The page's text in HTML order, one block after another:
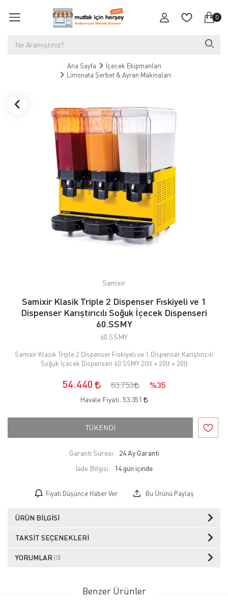
0
Ana Sayfa
İçecek Ekipmanları
Limonata Şerbet & Ayran Makinaları
Samixir
Samixir Klasik Triple 2 Dispenser Fıskiyeli ve 1
Dispenser Karıştırıcılı Soğuk İçecek Dispenseri
60.SSMY
60.SSMY
Samixir Klasik Triple 2 Dispenser Fıskiyeli ve 1 Dispenser Karıştırıcılı
Soğuk İçecek Dispenseri 60.SSMY 20lt + 20lt + 20lt
54.440 83.753 %35
Havale Fiyatı: 53.351
TÜKENDİ
Garanti Süresi: 24 Ay Garanti
İade Bilgisi:
Fiyatı Düşünce Haber Ver Bu Ürünü Paylaş
ÜRÜN BILGISI
TAKSIT SEÇENEKLERI
YORUMLAR (0)
Benzer Ürünler